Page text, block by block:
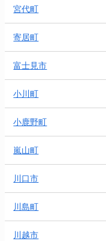
宮代町
寄居町
富士見市
小川町
小鹿野町
嵐山町
川口市
川島町
川越市